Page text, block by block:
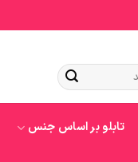
تابلو بر اساس جنس